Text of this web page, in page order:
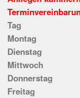
Tag
Montag
Dienstag
Mittwoch
Donnerstag
Freitag